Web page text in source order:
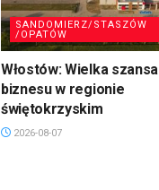
SANDOMIERZ/STASZÓW
/OPATÓW
Włostów: Wielka
biznesu w regionie
świętokrzyskim
2026-08-07